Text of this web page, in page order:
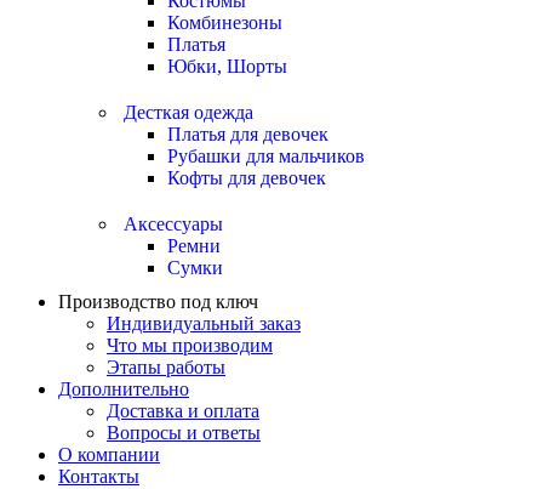
Комбинезоны
Платья
Юбки, Шорты
Десткая одежда
Платья для девочек
Рубашки для мальчиков
Кофты для девочек
Аксессуары
Ремни
Сумки
Производство под ключ
Индивидуальный заказ
Что мы производим
Этапы работы
Дополнительно
Доставка и оплата
Вопросы и ответы
О компании
Контакты